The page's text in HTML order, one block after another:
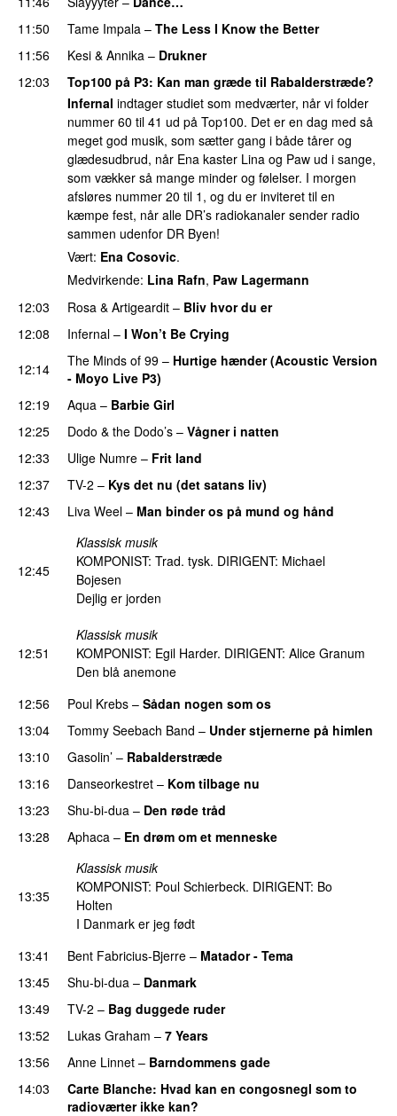
11:50 Tame Impala – The Less I Know the Better
11:56
Kesi & Annika – Drukner
12:03
Top100 på P3: Kan man græde til Rabalderstræde?
Infernal indtager studiet som medværter, når vi folder
nummer 60 til 41 ud på Top100. Det er en dag med så
meget god musik, som sætter gang i både tårer og
glædesudbrud, når Ena kaster Lina og Paw ud i sange,
som vækker så mange minder og følelser. I morgen
afsløres nummer 20 til 1, og du er inviteret til en
kæmpe fest, når alle DR’s radiokanaler sender radio
sammen udenfor DR Byen!
Vært: Ena Cosovic.
Medvirkende: Lina Rafn, Paw Lagermann
12:03
Rosa & Artigeardit – Bliv hvor du er
12:08 Infernal – I Won’t Be Crying
12:14
The Minds of 99 – Hurtige hænder (Acoustic Version
- Moyo Live P3)
12:19
Aqua – Barbie Girl
12:25
Dodo & the Dodo’s – Vågner i natten
12:33
Ulige Numre – Frit land
12:37
TV-2 – Kys det nu (det satans liv)
12:43
Liva Weel – Man binder os på mund og hånd
12:45
Klassisk musik
KOMPONIST: Trad. tysk. DIRIGENT: Michael
Bojesen
Dejlig er jorden
12:51
Klassisk musik
KOMPONIST: Egil Harder. DIRIGENT: Alice Granum
Den blå anemone
12:56
Poul Krebs – Sådan nogen som os
13:04
Tommy Seebach Band – Under stjernerne på himlen
13:10
Gasolin’ – Rabalderstræde
13:16
Danseorkestret – Kom tilbage nu
13:23
Shu-bi-dua – Den røde tråd
13:28
Aphaca – En drøm om et menneske
13:35
Klassisk musik
KOMPONIST: Poul Schierbeck. DIRIGENT: Bo
Holten
I Danmark er jeg født
13:41
Bent Fabricius-Bjerre – Matador - Tema
13:45
Shu-bi-dua – Danmark
13:49
TV-2 – Bag duggede ruder
13:52
Lukas Graham – 7 Years
13:56
Anne Linnet – Barndommens gade
14:03
Carte Blanche: Hvad kan en congosnegl som to
radioværter ikke kan?